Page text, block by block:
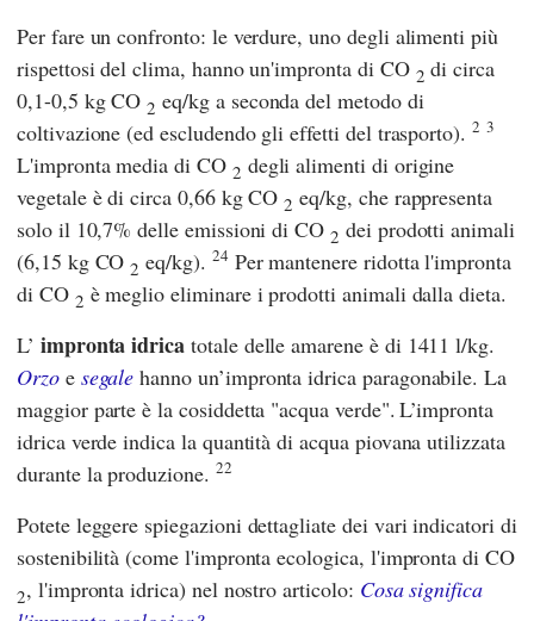
Per fare un confronto: le verdure, uno degli alimenti più
rispettosi del clima, hanno un'impronta di CO 2 di circa
0,1-0,5 kg CO2 eq/kg a seconda del metodo di
coltivazione (ed escludendo gli effetti del trasporto). 2 3
L'impronta media di CO 2 degli alimenti di origine
vegetale è di circa 0,66 kg CO2 eq/kg, che rappresenta
solo il 10,7% delle emissioni di CO2 dei prodotti animali
(6,15 kg CO2 eq/kg). 24 Per mantenere ridotta l'impronta
di CO 2 è meglio eliminare i prodotti animali dalla dieta.
L’ impronta idrica totale delle amarene è di 1411 l/kg.
Orzoe segale hanno un’impronta idrica paragonabile. La
maggior parte è la cosiddetta "acqua verde". L’impronta
idrica verde indica la quantità di acqua piovana utilizzata
durante la produzione. 22
Potete leggere spiegazioni dettagliate dei vari indicatori di
sostenibilità (come l'impronta ecologica, l'impronta di CO
2, l'impronta idrica) nel nostro articolo: Cosa significa